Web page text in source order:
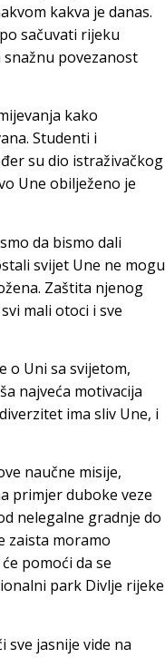
kakva je danas.
sačuvati rijeku
snažnu povezanost
kako
Studenti i
su dio istraživačkog
Une obilježeno je
da bismo dali
svijet Une ne mogu
Zaštita njenog
mali otoci i sve
o Uni sa svijetom,
najveća motivacija
ima sliv Une, i
naučne misije,
primjer duboke veze
nelegalne gradnje do
zaista moramo
pomoći da se
park Divlje rijeke
sve jasnije vide na